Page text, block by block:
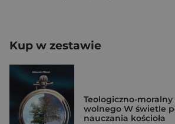
Kup w zestawie
Teologiczno-
wolnego W świetle
nauczania kościoła